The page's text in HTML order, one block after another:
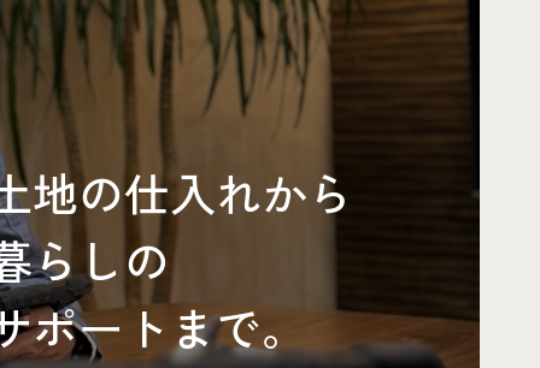
の仕入れから
の
ートまで。
れから設計・施工・販売・アフター
結。最後まで責任を持てる体制が
みです。